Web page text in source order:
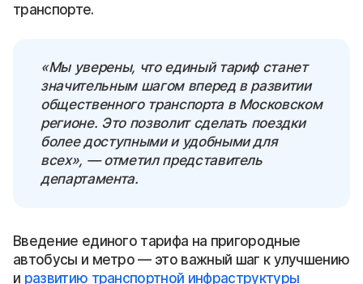
транспорте.
«Мы уверены, что единый тариф станет
значительным шагом вперед в развитии
общественного транспорта в Московском
регионе. Это позволит сделать поездки
более доступными и удобными для
всех», — отметил представитель
департамента.
Введение единого тарифа на пригородные
автобусы и метро — это важный шаг к улучшению
и развитию транспортной инфраструктуры